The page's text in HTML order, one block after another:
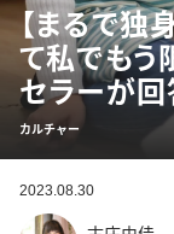
【まるで独
て私でも
セラーが
カルチャー
2023.08.30